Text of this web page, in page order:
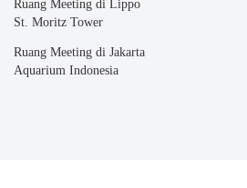
Ruang Meeting di Lippo
St. Moritz Tower
Ruang Meeting di Jakarta
Aquarium Indonesia